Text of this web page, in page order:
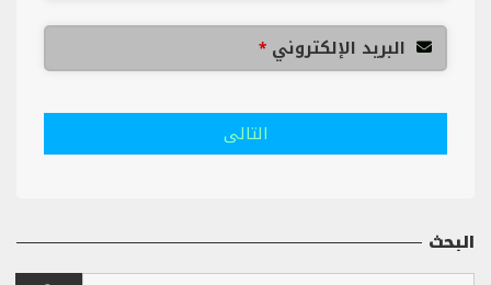
البريد الإلكتروني *
التالى
البحث